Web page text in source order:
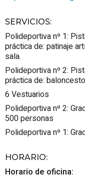
SERVICIOS:
Polideportiva nº 1:
práctica de: patinaje
sala.
Polideportiva nº 2:
práctica de:
6 Vestuarios
Polideportiva nº 2:
500 personas
Polideportiva nº 1:
HORARIO:
Horario de oficina: